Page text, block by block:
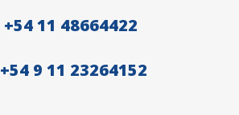
+54 11 48664422
+54 9 11 23264152